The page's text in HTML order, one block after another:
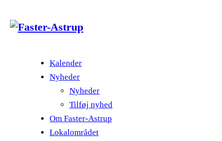
Kalender
Nyheder
Nyheder
Tilføj nyhed
Om Faster-Astrup
Lokalområdet